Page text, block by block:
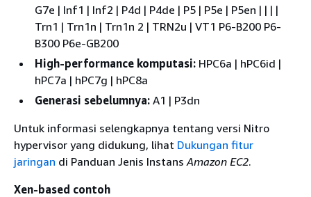
G7e | Inf1 | Inf2 | P4d | P4de | P5 | P5e | P5en | | | |
Trn1 | Trn1n | Trn1n 2 | TRN2u | VT1 P6-B200 P6-
B300 P6e-GB200
High-performance komputasi: HPC6a | hPC6id |
hPC7a | hPC7g | hPC8a
Generasi sebelumnya: A1 | P3dn
Untuk informasi selengkapnya tentang versi Nitro
hypervisor yang didukung, lihat Dukungan fitur
jaringan di Panduan Jenis Instans Amazon EC2.
Xen-based contoh